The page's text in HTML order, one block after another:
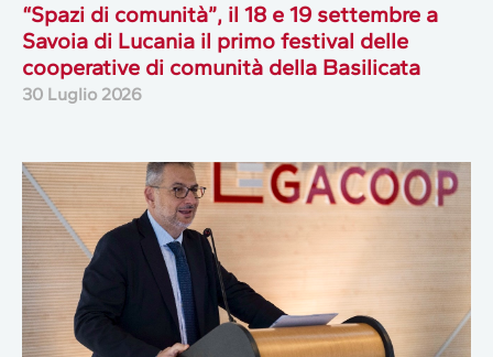
“Spazi di comunità”, il 18 e 19 settembre a
Savoia di Lucania il primo festival delle
cooperative di comunità della Basilicata
30 Luglio 2026